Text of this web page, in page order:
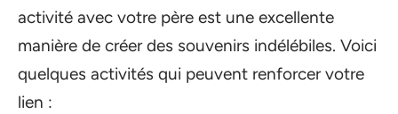
activité avec votre père est une excellente
manière de créer des souvenirs indélébiles. Voici
quelques activités qui peuvent renforcer votre
lien :